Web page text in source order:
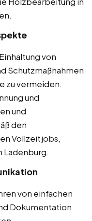
Einhaltung von
Schutzmaßnahmen
zu vermeiden.
und
und
den
Vollzeitjobs,
Ladenburg.
von einfachen
Dokumentation